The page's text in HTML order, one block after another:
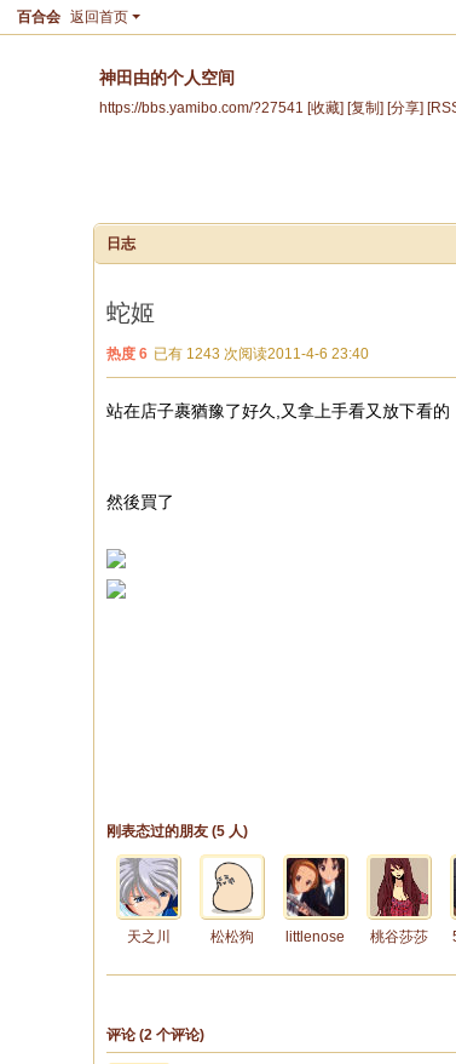
百合会 返回首页
神田由的个人空间
https://bbs.yamibo.com/?27541 [收藏] [复制] [分享]
日志
蛇姬
热度 6 已有 1243 次阅读2011-4-6 23:40
站在店子裹猶豫了好久,又拿上手看又放下看的
然後買了
刚表态过的朋友 (5 人)
天之川 松松狗 littlenose 桃谷莎莎
评论 (2 个评论)